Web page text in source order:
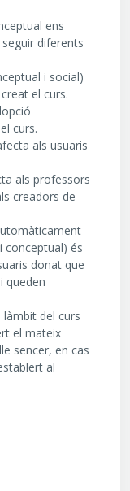
ens
diferents
i social)
el curs.
curs.
als usuaris
als professors
creadors de
conceptual) és
donat que
queden
del curs
el mateix
sencer, en cas
al